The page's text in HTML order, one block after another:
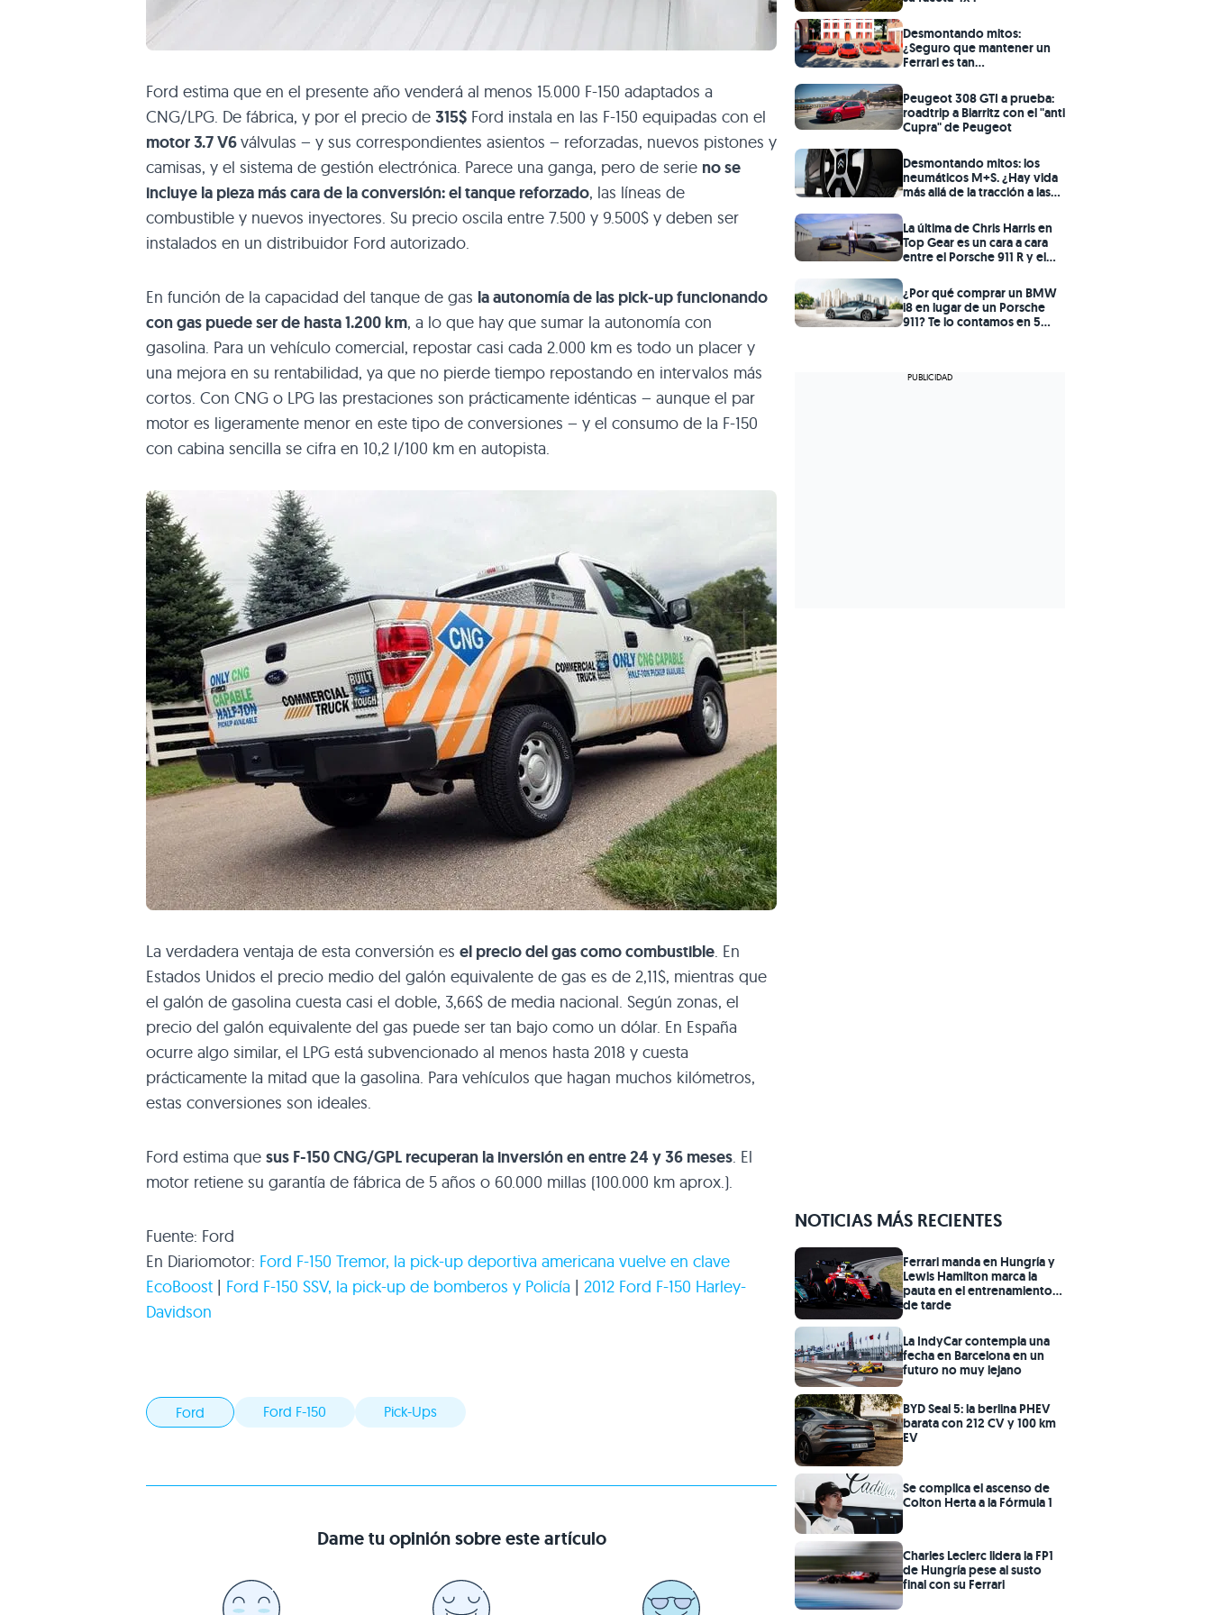
Ford estima que en el presente año venderá al menos 15.000 F-150 adaptados a
CNG/LPG. De fábrica, y por el precio de 315$ Ford instala en las F-150 equipadas con el
motor 3.7V6válvulas – y sus correspondientes asientos – reforzadas, nuevos pistones y
camisas, y el sistema de gestión electrónica. Parece una ganga, pero de serie no se
incluye la pieza más cara de la conversión: el tanque reforzado, las líneas de
combustible y nuevos inyectores. Su precio oscila entre 7.500 y 9.500$ y deben ser
instalados en un distribuidor Ford autorizado.
En función de la capacidad del tanque de gas la autonomía de las pick-up funcionando
con gas puede ser de hasta 1.200 km, a lo que hay que sumar la autonomía con
gasolina. Para un vehículo comercial, repostar casi cada 2.000 km es todo un placer y
una mejora en su rentabilidad, ya que no pierde tiempo repostando en intervalos más
cortos. Con CNG o LPG las prestaciones son prácticamente idénticas – aunque el par
motor es ligeramente menor en este tipo de conversiones – y el consumo de la F-150
con cabina sencilla se cifra en 10,2 l/100 km en autopista.
La verdadera ventaja de esta conversión es el precio del gas como combustible. En
Estados Unidos el precio medio del galón equivalente de gas es de 2,11$, mientras que
el galón de gasolina cuesta casi el doble, 3,66$ de media nacional. Según zonas, el
precio del galón equivalente del gas puede ser tan bajo como un dólar. En España
ocurre algo similar, el LPG está subvencionado al menos hasta 2018 y cuesta
prácticamente la mitad que la gasolina. Para vehículos que hagan muchos kilómetros,
estas conversiones son ideales.
Ford estima que sus F-150CNG/GPL recuperan la inversión en entre 24 y 36 meses. El
motor retiene su garantía de fábrica de 5 años o 60.000 millas (100.000 km aprox.).
Fuente: Ford
En Diariomotor: Ford F-150 Tremor, la pick-up deportiva americana vuelve en clave
EcoBoost | Ford F-150 SSV, la pick-up de bomberos y Policía | 2012 Ford F-150 Harley-
Davidson
Ford Ford F-150 Pick-Ups
Dame tu opinión sobre este artículo
Desmontando mitos:
¿Seguro que mantener un
Ferrari es tan
como dicen?
Peugeot 308 GTI a prueba:
roadtrip a Biarritz con el "anti
Cupra" de Peugeot
Desmontando mitos: los
neumáticos M+S. ¿Hay vida
más allá de la tracción a las
La última de Chris Harris en
Top Gear es un cara a cara
entre el Porsche 911 R y el
¿Por qué comprar un BMW
i8 en lugar de un Porsche
911? Te lo contamos en 5
NOTICIAS MÁS RECIENTES
Ferrari manda en Hungría y
Lewis Hamilton marca la
pauta en el entrenamiento
de tarde
La IndyCar contempla una
fecha en Barcelona en un
futuro no muy lejano
BYD Seal 5: la berlina PHEV
barata con 212 CV y 100 km
EV
Se complica el ascenso de
Colton Herta a la Fórmula 1
Charles Leclerc lidera la FP1
de Hungría pese al susto
final con su Ferrari